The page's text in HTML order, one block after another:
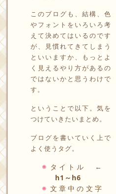
このブログも、結構、色
やフォントをいろいろ考
えて決めてはいるのです
が、見慣れてきてしまう
といいますか、もっとよ
く見えるやり方があるの
ではないかと思うわけで
す。
ということで以下。気を
つけていきたいまとめ。
ブログを書いていく上で
よく使うタグ。
タイトル ←
h1～h6
文章中の文字